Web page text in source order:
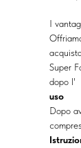
I
Super
dopo l'
uso
Dopo